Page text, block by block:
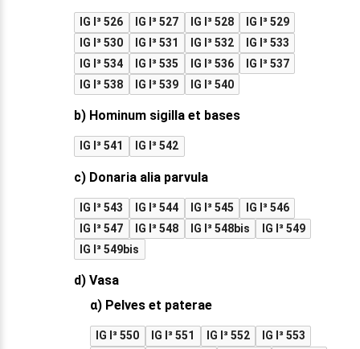
IG I³ 526 IG I³ 527 IG I³ 528
IG I³ 529
IG I³ 530
IG I³ 531 IG I³ 532
IG I³ 533
IG I³ 534
IG I³ 535 IG I³ 536
IG I³ 537
IG I³ 538
IG I³ 539 IG I³ 540
b) Hominum sigilla et bases
IG I³ 541 IG I³ 542
c) Donaria alia parvula
IG I³ 543 IG I³ 544 IG I³ 545
IG I³ 546
IG I³ 547
IG I³ 548 IG I³ 548bis
IG I³ 549
IG I³ 549bis
d) Vasa
α) Pelves et paterae
IG I³ 550 IG I³ 551 IG I³ 552
IG I³ 553